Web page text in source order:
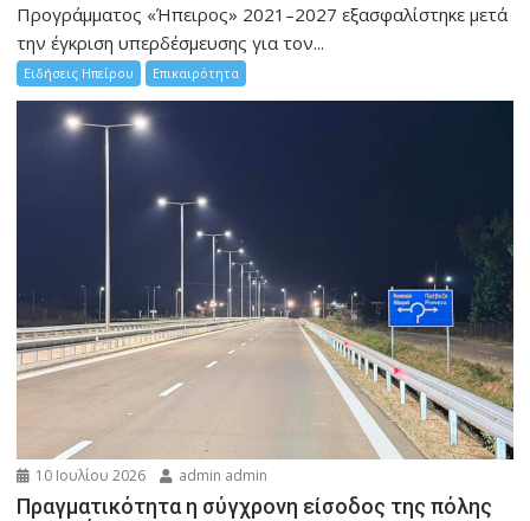
Προγράμματος «Ήπειρος» 2021–2027 εξασφαλίστηκε μετά
την έγκριση υπερδέσμευσης για τον...
Ειδήσεις Ηπείρου Επικαιρότητα
10 Ιουλίου 2026 admin admin
Πραγματικότητα η σύγχρονη είσοδος της πόλης